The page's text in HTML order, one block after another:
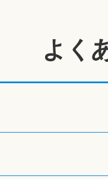
よく